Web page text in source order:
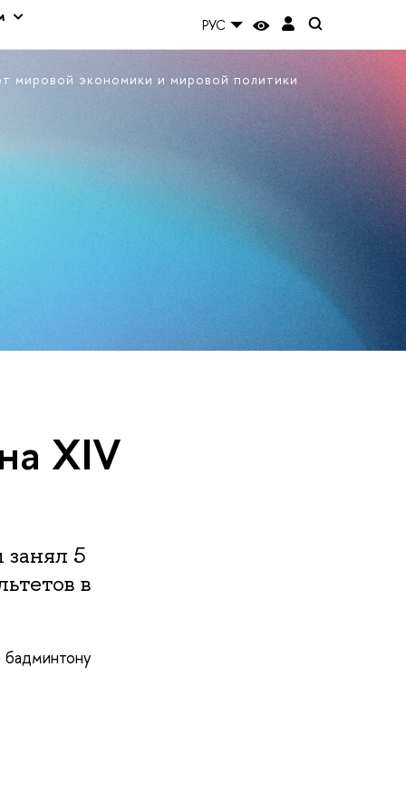
РУС
мировой экономики и мировой политики
XIV
5
в
бадминтону